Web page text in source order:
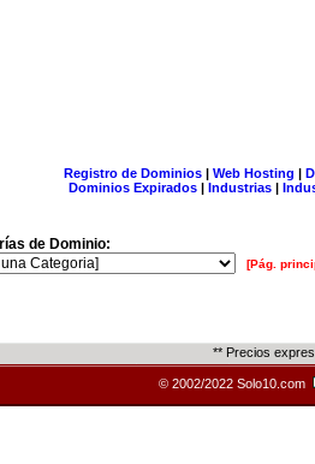
Registro de Dominios| Web Hosting |
Dominios Expirados | Industrias |
de Dominio:
[Pág.
** Precios
© 2002/2022 Solo10.com